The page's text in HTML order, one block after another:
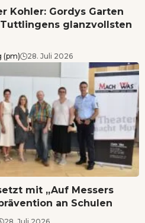
Kohler: Gordys Garten
glanzvollsten
(pm) 28. Juli 2026
mit „Auf Messers
an Schulen